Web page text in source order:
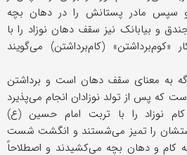
سپس مادر پستانش را در دهان بچه
۲۵۲). در جندق و بیابانک نیز سقف دهان نوزاد را با
«کوم‌برداشتن» (کام‌برداشتن) می‌گویند
به معنای سقف دهان است و برداشتن
که پس از تولد نوزادان انجام می‌پذیرد
کام نوزاد را با تربت امام حسین (ع)
را تمیز می‌شستند و انگشت شست
کام و دهان بچه می‌کشیدند و اصطلاحاً